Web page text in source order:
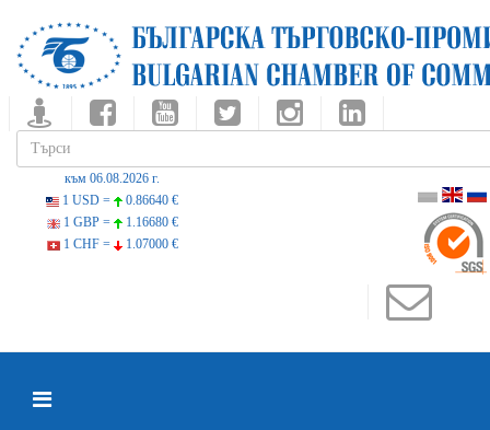
към 06.08.2026 г.
1 USD =
0.86640 €
1 GBP =
1.16680 €
1 CHF =
1.07000 €